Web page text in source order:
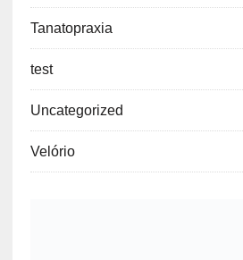
Tanatopraxia
test
Uncategorized
Velório